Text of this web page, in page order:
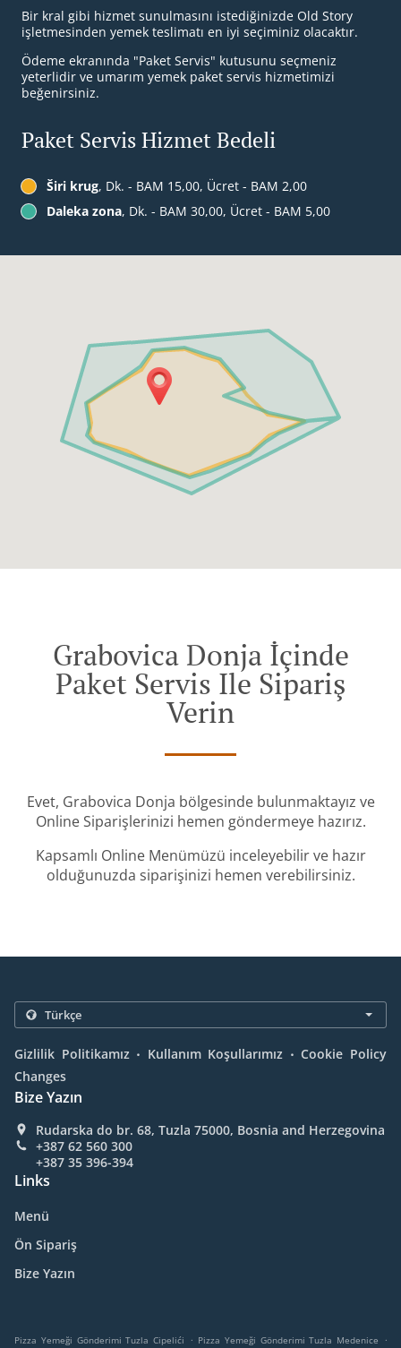
Bir kral gibi hizmet sunulmasını istediğinizde Old Story
işletmesinden yemek teslimatı en iyi seçiminiz olacaktır.
Ödeme ekranında "Paket Servis" kutusunu seçmeniz
yeterlidir ve umarım yemek paket servis hizmetimizi
beğenirsiniz.
Paket Servis Hizmet Bedeli
Širi krug, Dk. - BAM 15,00, Ücret - BAM 2,00
Daleka zona, Dk. - BAM 30,00, Ücret - BAM 5,00
Grabovica Donja İçinde
Paket Servis Ile Sipariş
Verin
Evet, Grabovica Donja bölgesinde bulunmaktayız ve
Online Siparişlerinizi hemen göndermeye hazırız.
Kapsamlı Online Menümüzü inceleyebilir ve hazır
olduğunuzda siparişinizi hemen verebilirsiniz.
Gizlilik Politikamız . Kullanım Koşullarımız . Cookie Policy
Changes
Bize Yazın
Rudarska do br. 68, Tuzla 75000, Bosnia and Herzegovina
+387 62 560 300
+387 35 396-394
Links
Menü
Ön Sipariş
Bize Yazın
Pizza Yemeği Gönderimi Tuzla Cipelići . Pizza Yemeği Gönderimi Tuzla Medenice
.